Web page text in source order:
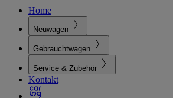
Home
Neuwagen
Gebrauchtwagen
Service & Zubehör
Kontakt